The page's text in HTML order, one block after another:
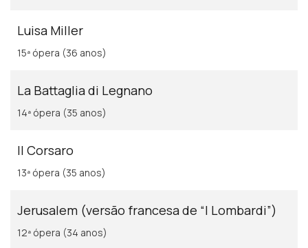
Luisa Miller
15ª ópera (36 anos)
La Battaglia di Legnano
14ª ópera (35 anos)
Il Corsaro
13ª ópera (35 anos)
Jerusalem (versão francesa de “I Lombardi”)
12ª ópera (34 anos)